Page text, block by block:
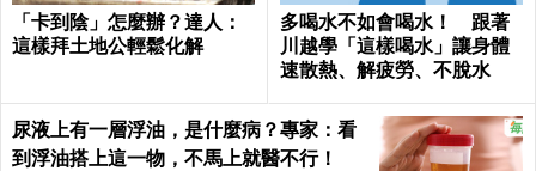
「卡到陰」怎麼辦？達人：
這樣拜土地公輕鬆化解
多喝水不如會喝水！ 跟著
川越學「這樣喝水」讓身體
速散熱、解疲勞、不脫水
尿液上有一層浮油，是什麼病？專家：看
到浮油搭上這一物，不馬上就醫不行！